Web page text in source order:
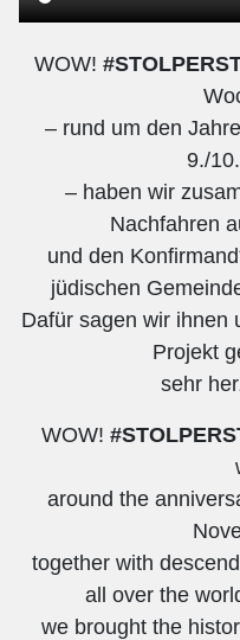
WOW!
– rund um den
9./
– haben wir
Nachfahren
und den
jüdischen
Dafür sagen wir ihnen
Projekt
sehr
WOW!
around the
together with
all over the
we brought the